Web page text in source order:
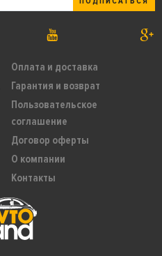
Оплата и доставка
Гарантия и возврат
Пользовательское
соглашение
Договор оферты
О компании
Контакты